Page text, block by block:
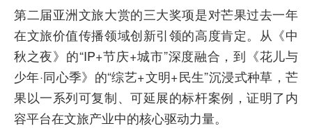
第二届亚洲文旅大赏的三大奖项是对芒果过去一年
在文旅价值传播领域创新引领的高度肯定。从《中
秋之夜》的“IP+节庆+城市”深度融合，到《花儿与
少年·同心季》的“综艺+文明+民生”沉浸式种草，芒
果以一系列可复制、可延展的标杆案例，证明了内
容平台在文旅产业中的核心驱动力量。